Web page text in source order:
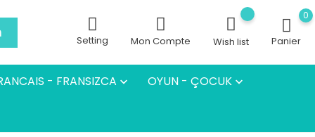
Setting Mon Compte Wish list
0
Panier
- FRANSIZCA  OYUN - ÇOCUK